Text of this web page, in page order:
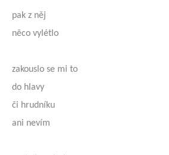
pak z něj
něco vylétlo
zakouslo se mi to
do hlavy
či hrudníku
ani nevím